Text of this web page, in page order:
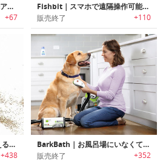
BioGlo｜美しく光る生物発光アクアリウム「バイオグロー」
+67
Fishbit｜スマホで遠隔操作可能な水槽モニタリングコントローラー「フィッシュビット」
販売終了 +110
Sticky Buddy｜繰り返し使える粘着クリーナー「スティッキーバディー」
+438
BarkBath｜お風呂場にいなくてもシャンプー可能な犬用ポータブルバスシステム「バークバス」
販売終了 +352